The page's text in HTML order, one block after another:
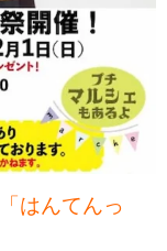
「はんてんっ